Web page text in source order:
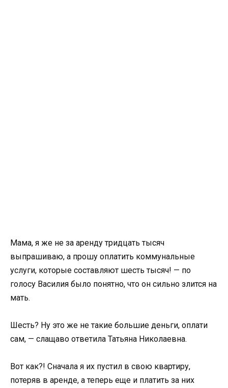
Мама, я же не за аренду тридцать тысяч
выпрашиваю, а прошу оплатить коммунальные
услуги, которые составляют шесть тысяч! — по
голосу Василия было понятно, что он сильно злится на
мать.
Шесть? Ну это же не такие большие деньги, оплати
сам, — слащаво ответила Татьяна Николаевна.
Вот как?! Сначала я их пустил в свою квартиру,
потеряв в аренде, а теперь еще и платить за них